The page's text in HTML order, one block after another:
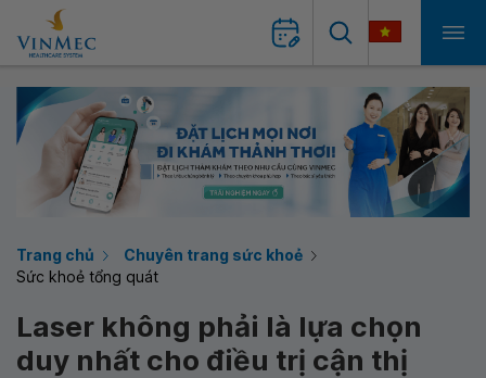
Trang chủ
Chuyên trang sức khoẻ
Sức khoẻ tổng quát
Laser không phải là lựa chọn
duy nhất cho điều trị cận thị